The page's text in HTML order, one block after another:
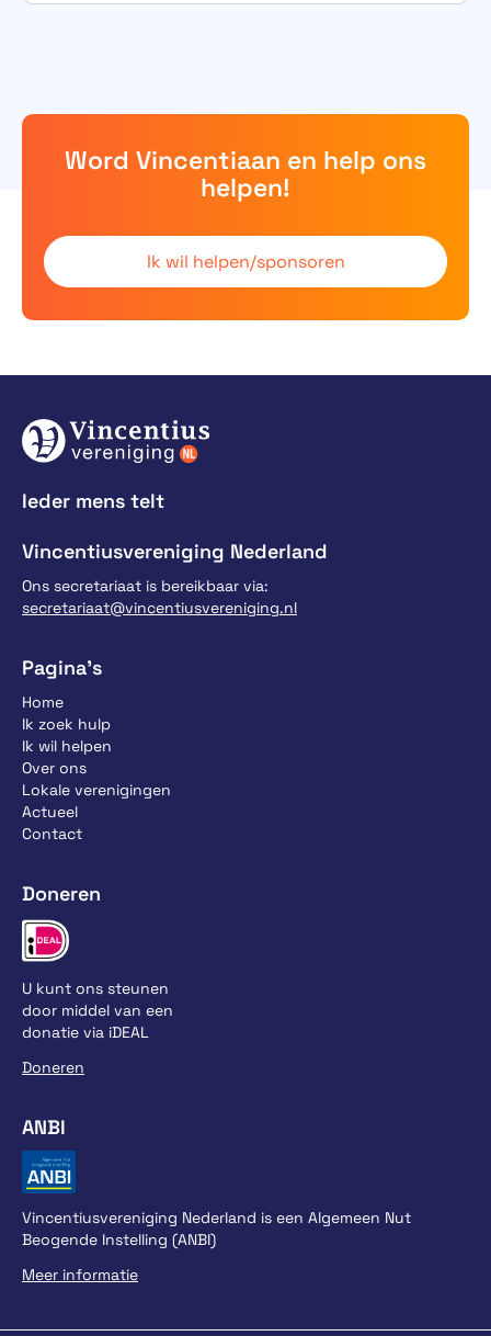
Word Vincentiaan en help ons
helpen!
Ik wil helpen/sponsoren
Ieder mens telt
Vincentiusvereniging Nederland
Ons secretariaat is bereikbaar via:
secretariaat@vincentiusvereniging.nl
Pagina’s
Home
Ik zoek hulp
Ik wil helpen
Over ons
Lokale verenigingen
Actueel
Contact
Doneren
U kunt ons steunen
door middel van een
donatie via iDEAL
Doneren
ANBI
Vincentiusvereniging Nederland is een Algemeen Nut
Beogende Instelling (ANBI)
Meer informatie